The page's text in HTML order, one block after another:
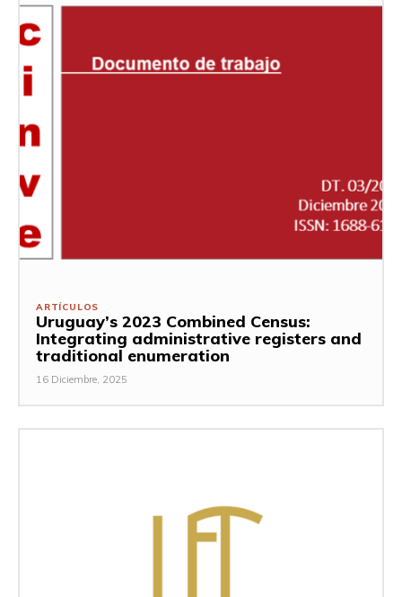
ARTÍCULOS
Uruguay’s 2023 Combined Census:
Integrating administrative registers and
traditional enumeration
16 Diciembre, 2025